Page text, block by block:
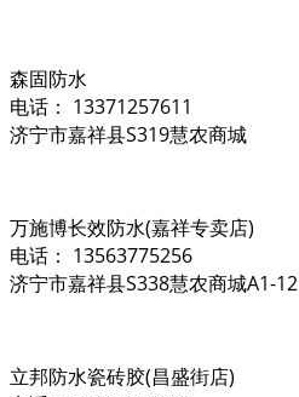
森固防水
电话： 13371257611
济宁市嘉祥县S319慧农商城
万施博长效防水(嘉祥专卖店)
电话： 13563775256
济宁市嘉祥县S338慧农商城A1-12
立邦防水瓷砖胶(昌盛街店)